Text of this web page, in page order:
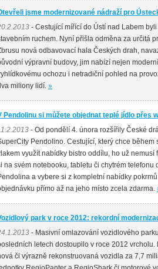
jsme modernizované nádraží pro
- Cestující mířící do Ústí nad Labem
ruchem. Nyní přišla odměna za určitá
nová odbavovací hala Českých drah,
výpravní budovy, jim nabízí nejen
ochozu i netradiční pohled na
miliony lidí. »
Pendolinu si můžete objednat teplé jídlo přes
- Od pondělí 4. února rozšířily České
Pendolino. Cestující, který chce během
využít nabídky bistro oddílu, ho už nemusí
na svém notebooku, tabletu či chytrém telefonu
a vybere si z kompletní nabídky
přímo až na jeho místo zcela zdarma.
park v roce 2012: rekordní
- Masivní omlazování vozidlového
letech dostoupilo v roce 2012
či výrazně rekonstruovaná vozidla za 7,7